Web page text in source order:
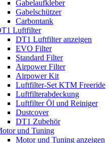
Gabelaufkleber
Gabelschützer
Carbontank
Luftfilter
DT1 Luftfilter anzeigen
EVO Filter
Standard Filter
Airpower Filter
Airpower Kit
Luftfilter-Set KTM Freeride
Luftfilterabdeckung
Luftfilter Öl und Reiniger
Dustcover
DT1 Zubehör
und Tuning
Motor und Tuning anzeigen